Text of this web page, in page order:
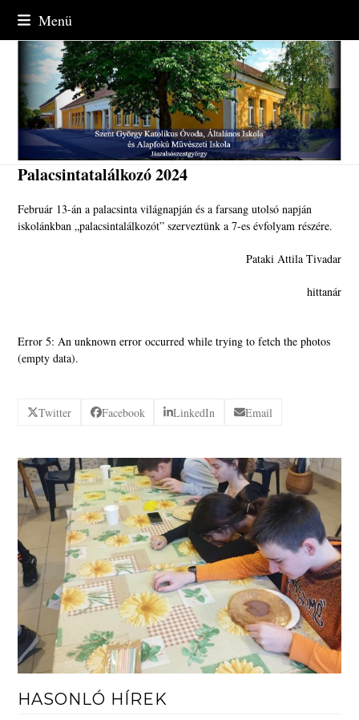
content
Menü
Palacsintatalálkozó 2024
Február 13-án a palacsinta világnapján és a farsang utolsó napján
iskolánkban „palacsintalálkozót” szerveztünk a 7-es évfolyam részére.
Pataki Attila Tivadar
hittanár
Error 5: An unknown error occurred while trying to fetch the photos
(empty data).
Twitter Facebook LinkedIn Email
HASONLÓ HÍREK